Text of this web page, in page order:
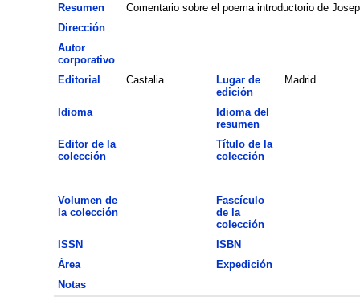
Resumen
Comentario sobre el poema introductorio de
Dirección
Autor
corporativo
Editorial
Castalia
Lugar de
edición
Madrid
Idioma
Idioma del
resumen
Editor de la
colección
Título de la
colección
Volumen de
la colección
Fascículo
de la
colección
ISSN
ISBN
Área
Expedición
Notas